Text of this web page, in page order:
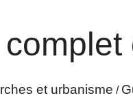
et urbanisme /